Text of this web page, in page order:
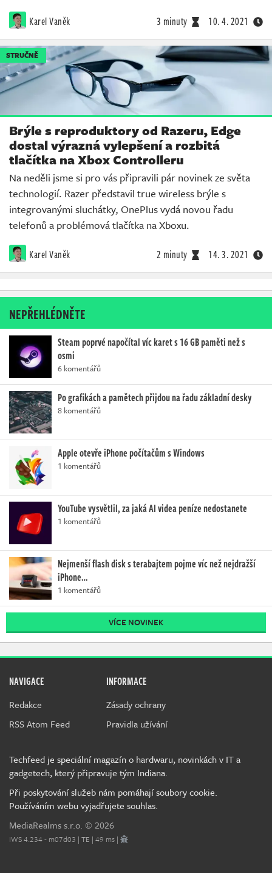
Karel Vaněk 3 minuty 10. 4. 2021
STRUČNĚ
Brýle s reproduktory od Razeru, Edge
dostal výrazná vylepšení a rozbitá
tlačítka na Xbox Controlleru
Na neděli jsme si pro vás připravili pár novinek ze světa
technologií. Razer představil true wireless brýle s
integrovanými sluchátky, OnePlus vydá novou řadu
telefonů a problémová tlačítka na Xboxu.
Karel Vaněk 2 minuty 14. 3. 2021
NEPŘEHLÉDNĚTE
Steam poprvé napočítal víc karet s 16 GB paměti než s
osmi
6 komentářů
Po grafikách a pamětech přijdou na řadu základní desky
8 komentářů
Apple otevře iPhone počítačům s Windows
1 komentářů
YouTube vysvětlil, za jaká AI videa peníze nedostanete
1 komentářů
Nejmenší flash disk s terabajtem pojme víc než nejdražší
iPhone…
1 komentářů
VÍCE NOVINEK
NAVIGACE
Redakce
RSS Atom Feed
INFORMACE
Zásady ochrany
Pravidla užívání
Techfeed je speciální magazín o hardwaru, novinkách v IT a
gadgetech, který připravuje tým Indiana.
Při poskytování služeb nám pomáhají soubory cookie.
Používáním webu vyjadřujete souhlas.
MediaRealms s.r.o. © 2026
IWS 4.234 - m07d03 | TE | 49 ms |